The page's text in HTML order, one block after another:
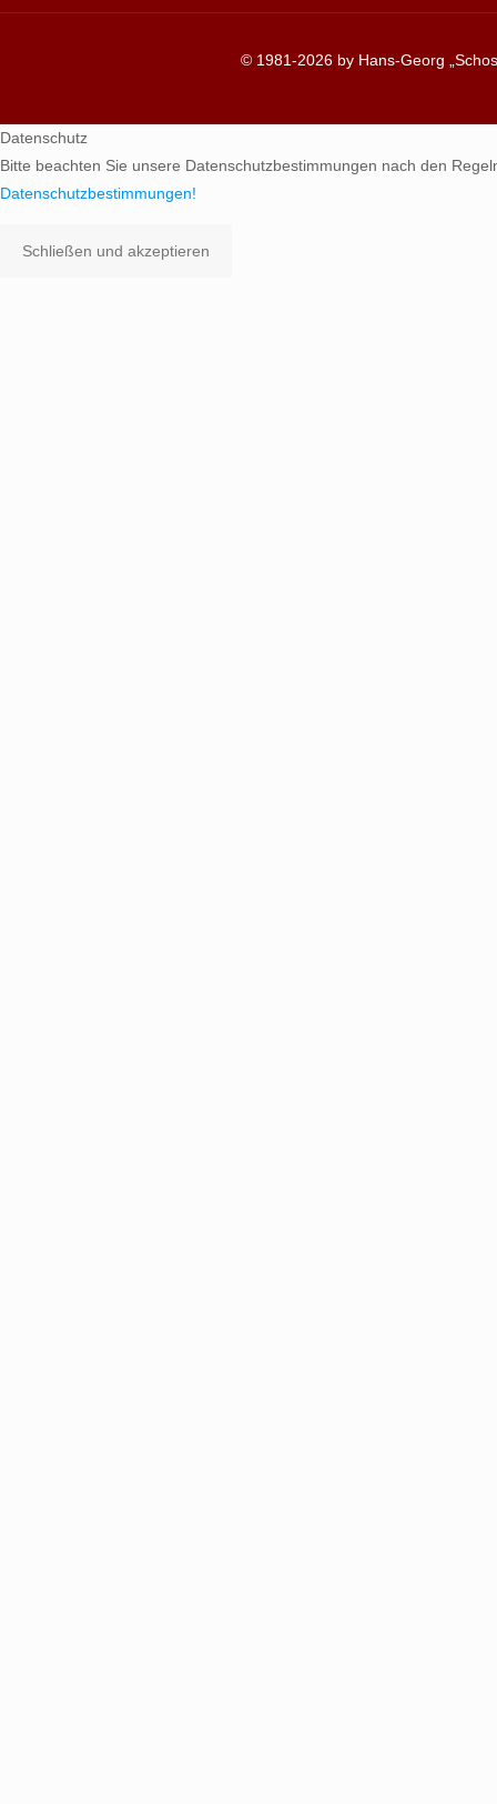
© 1981-2026 by Hans-Georg
Datenschutz
Bitte beachten Sie unsere Datenschutzbestimmungen nach den
Datenschutzbestimmungen!
Schließen und akzeptieren